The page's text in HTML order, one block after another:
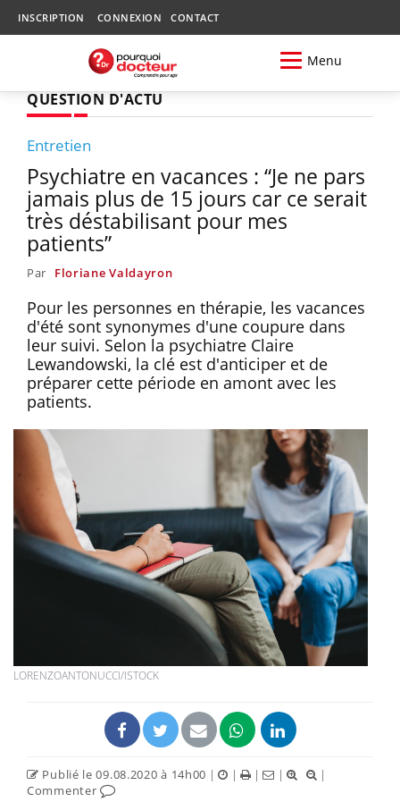
INSCRIPTION CONNEXION CONTACT
Menu
QUESTION D'ACTU
Entretien
Psychiatre en vacances : “Je ne pars
jamais plus de 15 jours car ce serait
très déstabilisant pour mes
patients”
Par Floriane Valdayron
Pour les personnes en thérapie, les vacances
d'été sont synonymes d'une coupure dans
leur suivi. Selon la psychiatre Claire
Lewandowski, la clé est d'anticiper et de
préparer cette période en amont avec les
patients.
LORENZOANTONUCCI/ISTOCK
Publié le 09.08.2020 à 14h00 | | | |
|
Commenter